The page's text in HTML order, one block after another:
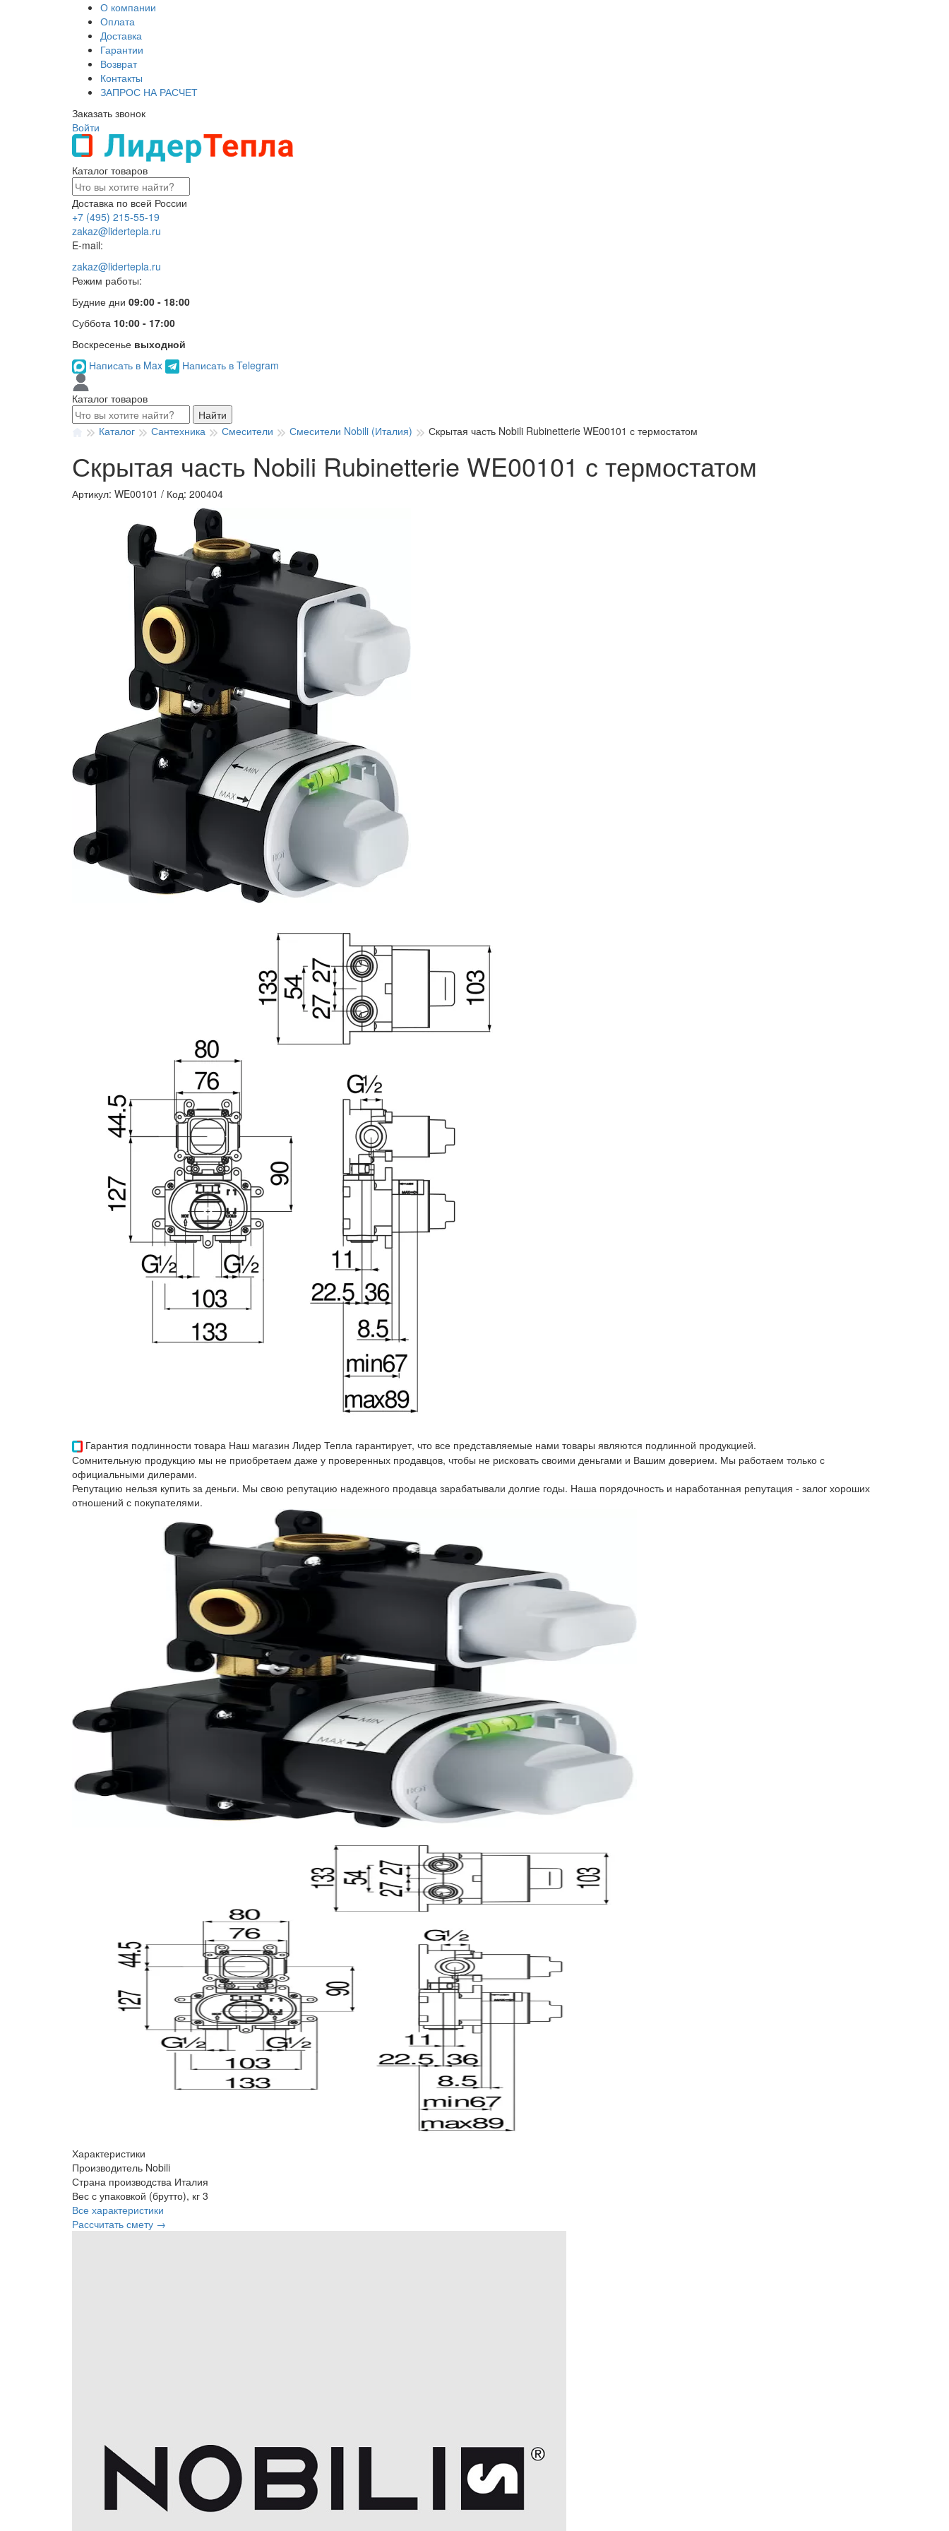
О компании
Оплата
Доставка
Гарантии
Возврат
Контакты
ЗАПРОС НА РАСЧЕТ
Заказать звонок
Войти
Каталог товаров
Доставка по всей России
+7 (495) 215-55-19
zakaz@lidertepla.ru
E-mail:
zakaz@lidertepla.ru
Режим работы:
Будние дни 09:00 - 18:00
Суббота 10:00 - 17:00
Воскресенье выходной
Написать в Max
Написать в Telegram
Каталог товаров
Найти
Каталог
Сантехника Смесители Смесители Nobili (Италия) Скрытая часть Nobili Rubinetterie WE00101 с термостатом
Скрытая часть Nobili Rubinetterie WE00101 с термостатом
Артикул: WE00101 / Код: 200404
Гарантия подлинности товара Наш магазин Лидер Тепла гарантирует, что все представляемые нами товары являются подлинной продукцией.
Сомнительную продукцию мы не приобретаем даже у проверенных продавцов, чтобы не рисковать своими деньгами и Вашим доверием. Мы работаем только с
официальными дилерами.
Репутацию нельзя купить за деньги. Мы свою репутацию надежного продавца зарабатывали долгие годы. Наша порядочность и наработанная репутация - залог хороших
отношений с покупателями.
Характеристики
Производитель Nobili
Страна производства Италия
Вес с упаковкой (брутто), кг 3
Все характеристики
Рассчитать смету →